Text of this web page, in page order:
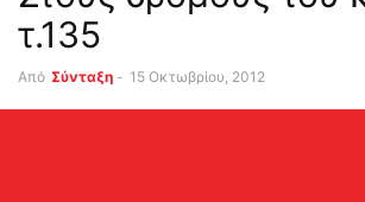
τ.135
Από Σύνταξη - 15 Οκτωβρίου, 2012